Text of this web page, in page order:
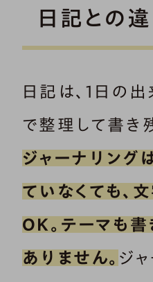
日記との違
日記は、1日の
で整理して書き
ジャーナリング
ていなくても、
OK。テーマも
ありません。 ジ